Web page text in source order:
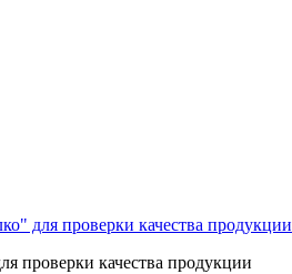
для проверки качества продукции
проверки качества продукции